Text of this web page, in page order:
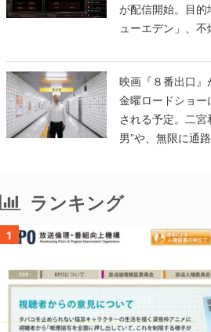
が配信開始。目
ューエデン」、
人間を増やし、
映画『８番出口』
金曜ロードショ
される予定。二宮
男”や、無限に通
ランキング
1